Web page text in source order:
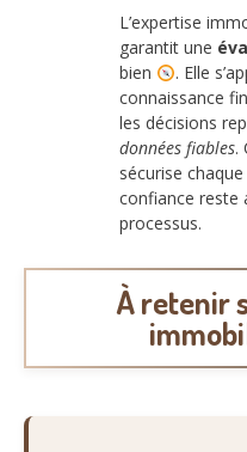
L’expertise
garantit une
bien
. Elle
connaissance
les décisions
données fiables.
sécurise
confiance reste
processus.
À retenir